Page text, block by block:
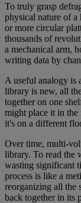
To truly grasp
physical nature of
or more circular
thousands of
a mechanical arm,
writing data by
A useful analogy is
library is new, all
together on one
might place it in the
it's on a different
Over time, multi-
library. To read the
wasting significant
process is like a
reorganizing all the
back together in its